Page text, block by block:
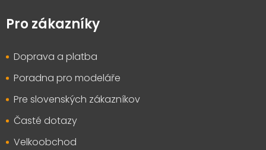
pPro zákazníky
Doprava a platba
Poradna pro modeláře
Pre slovenských zákazníkov
Časté dotazy
Velkoobchod